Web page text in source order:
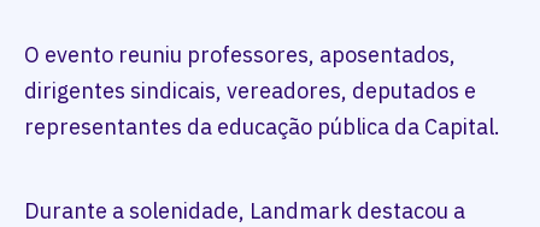
O evento reuniu professores, aposentados,
dirigentes sindicais, vereadores, deputados e
representantes da educação pública da Capital.
Durante a solenidade, Landmark destacou a